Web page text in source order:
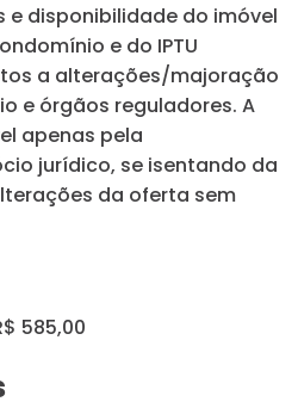
e disponibilidade do imóvel
e do IPTU
a alterações/majoração
e órgãos reguladores. A
apenas pela
jurídico, se isentando da
da oferta sem
585,00